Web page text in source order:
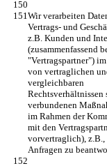
Wir verarbeiten
Vertrags- und
z.B. Kunden und
(zusammenfassend
"Vertragspartner")
von vertraglichen
vergleichbaren
Rechtsverhältnissen
verbundenen
im Rahmen der
mit den
vorvertraglich), z.B.,
Anfragen zu